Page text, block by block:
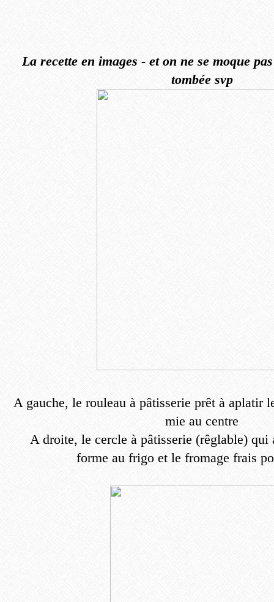
La recette en images - et on ne se moque
tombée svp
A gauche, le rouleau à pâtisserie prêt à aplatir
mie au centre
A droite, le cercle à pâtisserie (rêglable) qui
forme au frigo et le fromage frais